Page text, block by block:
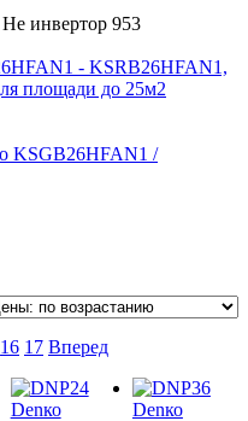
Не инвертор 953
KSGB26HFAN1 /
16 17 Вперед
Denко Denко